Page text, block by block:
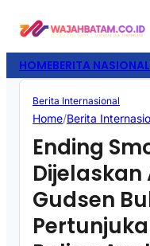
HOMEBERITA NASIONAL
Berita Internasional
Home/Berita
Ending
Dijelaskan
Gudsen